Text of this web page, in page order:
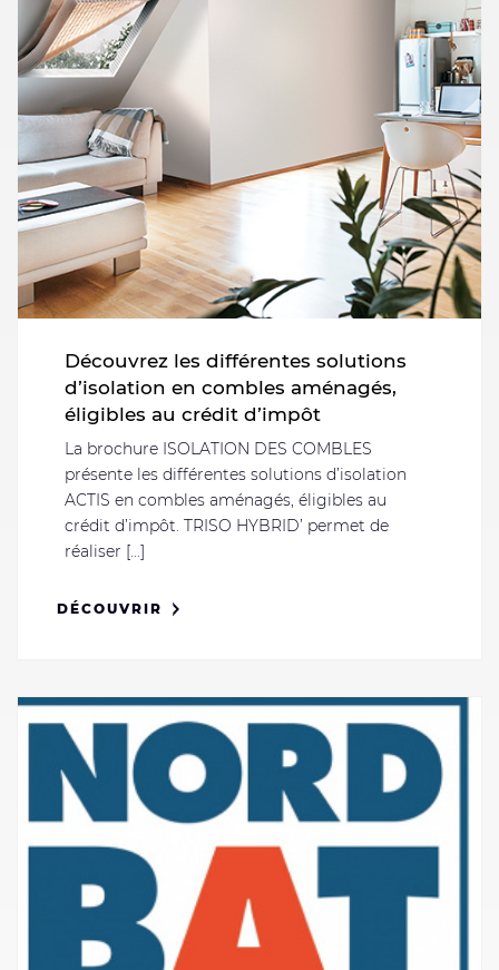
Découvrez les différentes solutions
d’isolation en combles aménagés,
éligibles au crédit d’impôt
La brochure ISOLATION DES COMBLES
présente les différentes solutions d’isolation
ACTIS en combles aménagés, éligibles au
crédit d’impôt. TRISO HYBRID’ permet de
réaliser [...]
DÉCOUVRIR